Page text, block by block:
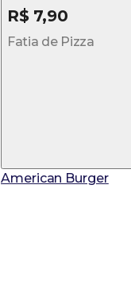
R$ 7,90
Fatia de Pizza
American Burger